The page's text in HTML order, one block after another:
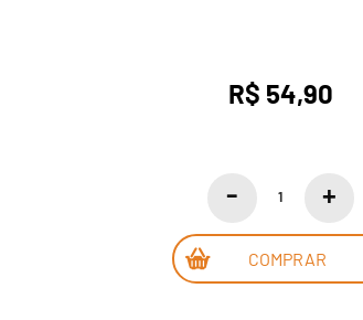
R$ 54,90
COMPRAR